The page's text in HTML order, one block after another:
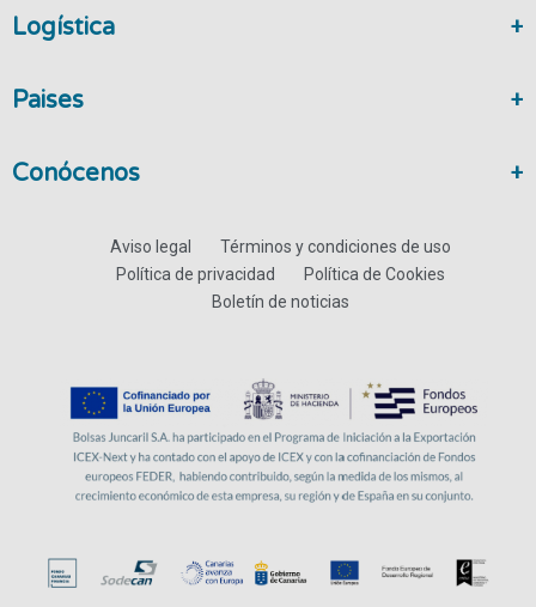
Logística
Paises
Conócenos
Aviso legal
Términos y condiciones de uso
Política de privacidad
Política de Cookies
Boletín de noticias